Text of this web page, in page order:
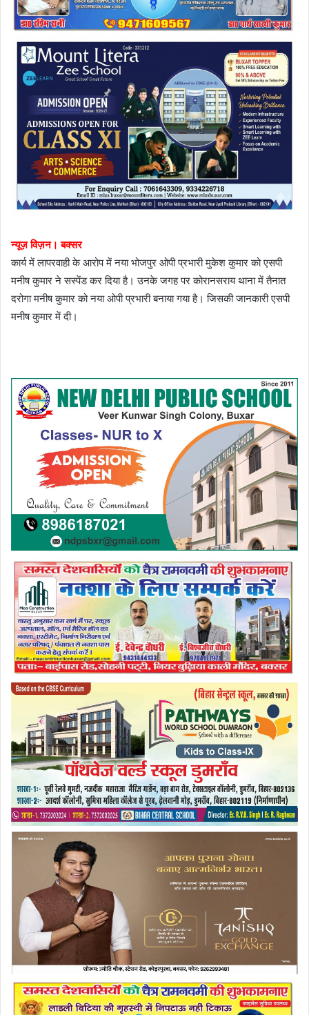
न्यूज़ विज़न। बक्सर
कार्य में लापरवाही के आरोप में नया भोजपुर ओपी प्रभारी मुकेश कुमार को एसपी
मनीष कुमार ने सस्पेंड कर दिया है। उनके जगह पर कोरानसराय थाना में तैनात
दरोगा मनीष कुमार को नया ओपी प्रभारी बनाया गया है। जिसकी जानकारी एसपी
मनीष कुमार में दी।